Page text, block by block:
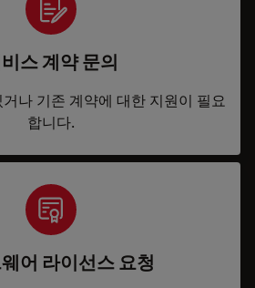
스 계약 문의
나 기존 계약에 대한 지원이 필요
합니다.
어 라이선스 요청